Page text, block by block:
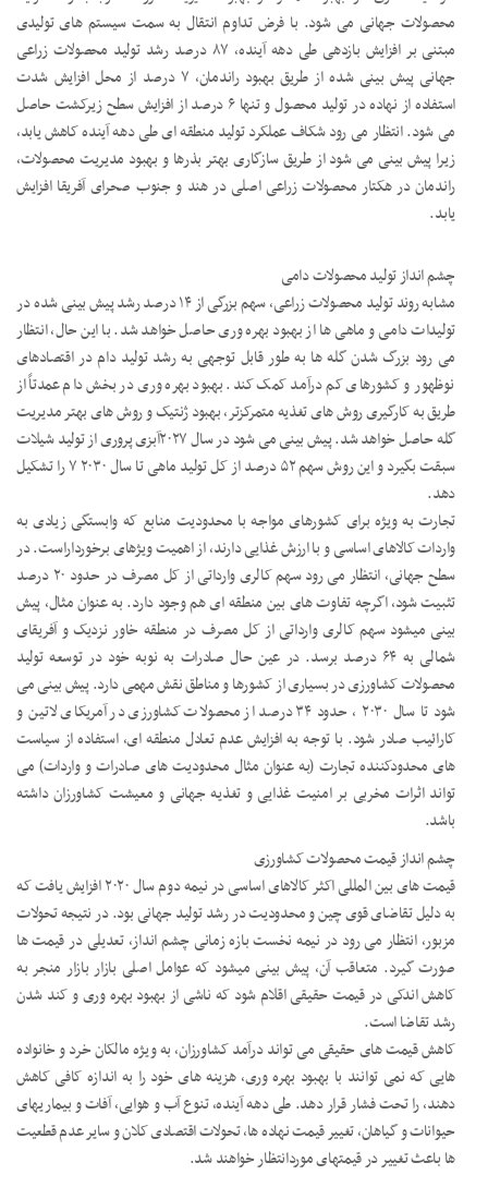
محصولات جهانی می شود. با فرض تداوم انتقال به سمت سیستم های تولیدی
مبتنی بر افزایش بازدهی طی دهه آینده، ۸۷ درصد رشد تولید محصولات زراعی
جهانی پیش بینی شده از طریق بهبود راندمان، ۷ درصد از محل افزایش شدت
استفاده از نهاده در تولید محصول و تنها ۶ درصد از افزایش سطح زیرکشت حاصل
می شود. انتظار می رود شکاف عملکرد تولید منطقه ای طی دهه آینده کاهش یابد،
زیرا پیش بینی می شود از طریق سازگاری بهتر بذرها و بهبود مدیریت محصولات،
راندمان در هکتار محصولات زراعی اصلی در هند و جنوب صحرای آفریقا افزایش
یابد.
چشم انداز تولید محصولات دامی
مشابه روند تولید محصولات زراعی، سهم بزرگی از ۱۴ درصد رشد پیش بینی شده در
تولیدات دامی و ماهی ها از بهبود بهره وری حاصل خواهد شد. با این حال، انتظار
می رود بزرگ شدن گله ها به طور قابل توجهی به رشد تولید دام در اقتصادهای
نوظهور و کشورهای کم درآمد کمک کند. بهبود بهره وری در بخش دام عمدتاً از
طریق به کارگیری روش های تغذیه متمرکزتر، بهبود ژنتیک و روش های بهتر مدیریت
گله حاصل خواهد شد. پیش بینی می شود در سال ۲۰۲۷آبزی پروری از تولید شیلات
سبقت بگیرد و این روش سهم ۵۲ درصد از کل تولید ماهی تا سال ۲۰۳۰ ۷ را تشکیل
دهد.
تجارت به ویژه برای کشورهای مواجه با محدودیت منابع که وابستگی زیادی به
واردات کالاهای اساسی و با ارزش غذایی دارند، از اهمیت ویژهای برخورداراست. در
سطح جهانی، انتظار می رود سهم کالری وارداتی از کل مصرف در حدود ۲۰ درصد
تثبیت شود، اگرچه تفاوت های بین منطقه ای هم وجود دارد. به عنوان مثال، پیش
بینی میشود سهم کالری وارداتی از کل مصرف در منطقه خاور نزدیک و آفریقای
شمالی به ۶۴ درصد برسد. در عین حال صادرات به نوبه خود در توسعه تولید
محصولات کشاورزی در بسیاری از کشورها و مناطق نقش مهمی دارد. پیش بینی می
شود تا سال ۲۰۳۰ ، حدود ۳۴ درصد از محصولات کشاورزی در آمریکای لاتین و
کارائیب صادر شود. با توجه به افزایش عدم تعادل منطقه ای، استفاده از سیاست
های محدودکننده تجارت (به عنوان مثال محدودیت های صادرات و واردات) می
تواند اثرات مخربی بر امنیت غذایی و تغذیه جهانی و معیشت کشاورزان داشته
باشد.
چشم انداز قیمت محصولات کشاورزی
قیمت های بین المللی اکثر کالاهای اساسی در نیمه دوم سال ۲۰۲۰ افزایش یافت که
به دلیل تقاضای قوی چین و محدودیت در رشد تولید جهانی بود. در نتیجه تحولات
مزبور، انتظار می رود در نیمه نخست بازه زمانی چشم انداز، تعدیلی در قیمت ها
صورت گیرد. متعاقب آن، پیش بینی میشود که عوامل اصلی بازار بازار منجر به
کاهش اندکی در قیمت حقیقی اقلام شود که ناشی از بهبود بهره وری و کند شدن
رشد تقاضا است.
کاهش قیمت های حقیقی می تواند درآمد کشاورزان، به ویژه مالکان خرد و خانواده
هایی که نمی توانند با بهبود بهره وری، هزینه های خود را به اندازه کافی کاهش
دهند، را تحت فشار قرار دهد. طی دهه آینده، تنوع آب و هوایی، آفات و بیماریهای
حیوانات و گیاهان، تغییر قیمت نهاده ها، تحولات اقتصادی کلان و سایر عدم قطعیت
ها باعث تغییر در قیمتهای موردانتظار خواهند شد.